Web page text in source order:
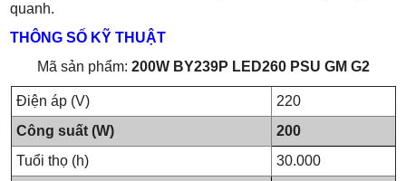
quanh.
THÔNG SỐ KỸ THUẬT
Mã sản phẩm: 200W BY239P LED260 PSU GM G2
Điện áp (V)
220
Công suất (W)
200
Tuổi thọ (h)
30.000